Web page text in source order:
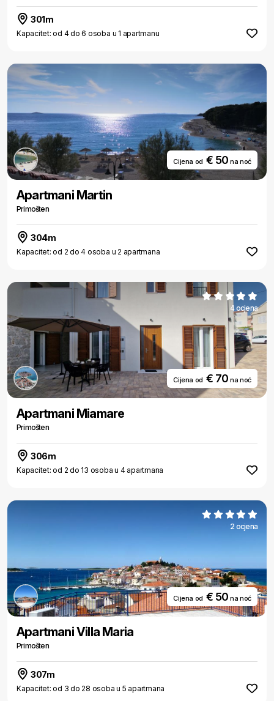
301m
Kapacitet: od 4 do 6 osoba u 1 apartmanu
Cijena od € 50na noć
Apartmani Martin
Primošten
304m
Kapacitet: od 2 do 4 osoba u 2 apartmana
4 ocjena
Cijena od € 70na noć
Apartmani Miamare
Primošten
306m
Kapacitet: od 2 do 13 osoba u 4 apartmana
2 ocjena
Cijena od € 50na noć
Apartmani Villa Maria
Primošten
307m
Kapacitet: od 3 do 28 osoba u 5 apartmana